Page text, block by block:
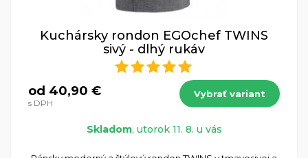
Kuchársky rondon EGOchef TWINS
sivý - dlhý rukáv
od 40,90 €
s DPH
Vybrať variant
Skladom, utorok 11. 8. u vás